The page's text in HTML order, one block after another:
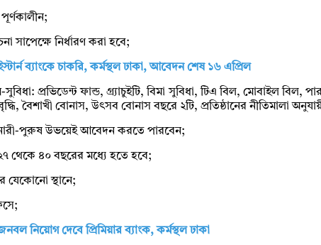
সাপেক্ষে নির্ধারণ করা হবে;
ব্যাংকে চাকরি, কর্মস্থল ঢাকা, আবেদন শেষ ১৬ এপ্রিল
প্রভিডেন্ট ফান্ড, গ্র্যাচুইটি, বিমা সুবিধা, টিএ বিল, মোবাইল বিল,
বৈশাখী বোনাস, উৎসব বোনাস বছরে ২টি, প্রতিষ্ঠানের নীতিমালা
নারী-পুরুষ উভয়েই আবেদন করতে পারবেন;
২৭ থেকে ৪০ বছরের মধ্যে হতে হবে;
যেকোনো স্থানে;
নিয়োগ দেবে প্রিমিয়ার ব্যাংক, কর্মস্থল ঢাকা